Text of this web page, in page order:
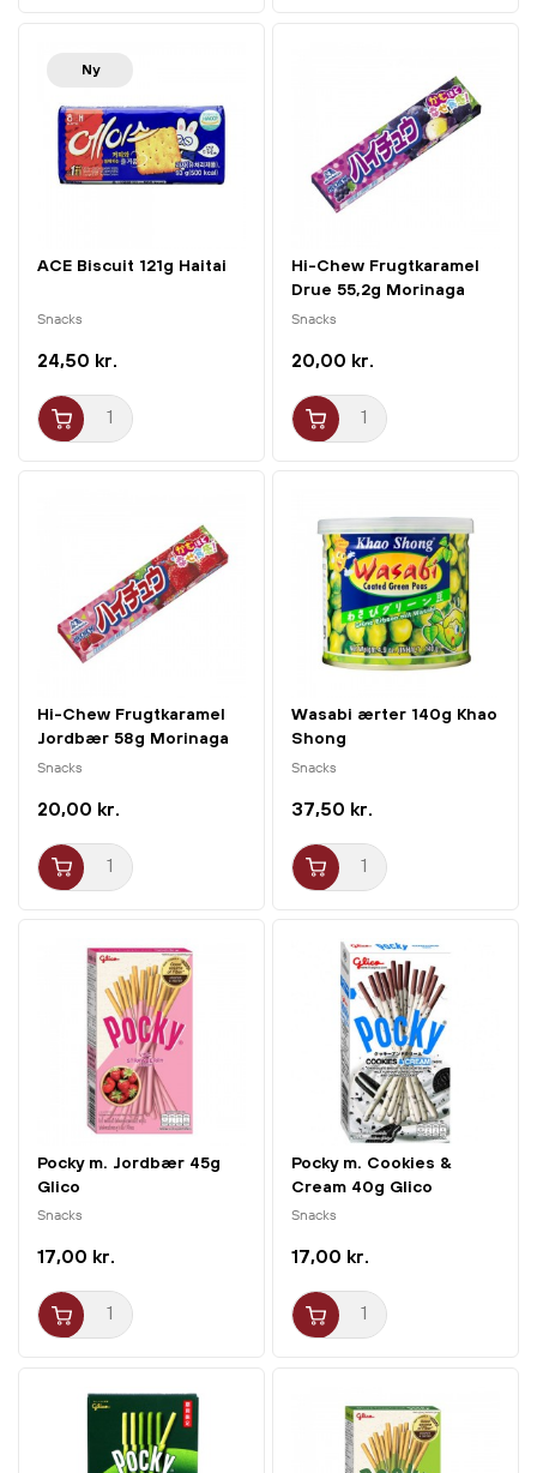
Ny
ACE Biscuit 121g Haitai
Snacks
24,50 kr.
Hi-Chew Frugtkaramel
Drue 55,2g Morinaga
Snacks
20,00 kr.
Hi-Chew Frugtkaramel
Jordbær 58g Morinaga
Snacks
20,00 kr.
Wasabi ærter 140g Khao
Shong
Snacks
37,50 kr.
Pocky m. Jordbær 45g
Glico
Snacks
17,00 kr.
Pocky m. Cookies &
Cream 40g Glico
Snacks
17,00 kr.